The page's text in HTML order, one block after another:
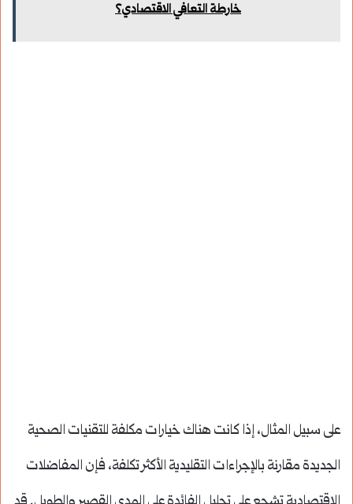
خارطة التعافي الاقتصادي؟
على سبيل المثال، إذا كانت هناك خيارات مكلفة للتقنيات الصحية
الجديدة مقارنة بالإجراءات التقليدية الأكثر تكلفة، فإن المفاضلات